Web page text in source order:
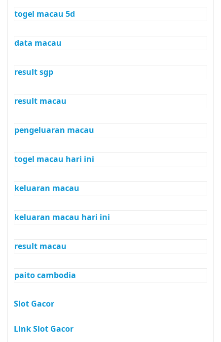
togel macau 5d
data macau
result sgp
result macau
pengeluaran macau
togel macau hari ini
keluaran macau
keluaran macau hari ini
result macau
paito cambodia
Slot Gacor
Link Slot Gacor